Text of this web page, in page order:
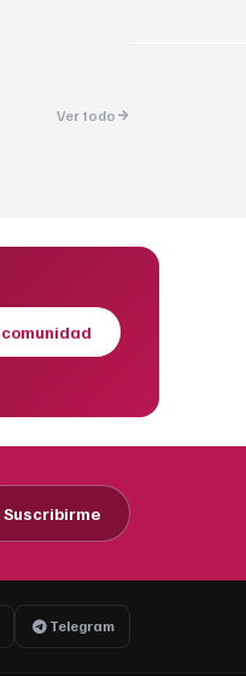
Ver todo
Suscribirme
Telegram